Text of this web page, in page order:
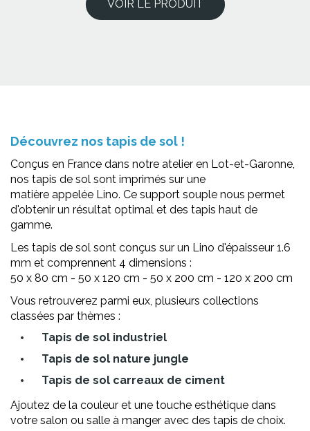
VOIR LE PRODUIT
Découvrez nos tapis de sol !
Conçus en France dans notre atelier en Lot-et-Garonne,
nos tapis de sol sont imprimés sur une
matière appelée Lino. Ce support souple nous permet
d'obtenir un résultat optimal et des tapis haut de
gamme.
Les tapis de sol sont conçus sur un Lino d'épaisseur 1.6
mm et comprennent 4 dimensions :
50 x 80 cm - 50 x 120 cm - 50 x 200 cm - 120 x 200 cm
Vous retrouverez parmi eux, plusieurs collections
classées par thèmes :
Tapis de sol industriel
Tapis de sol nature jungle
Tapis de sol carreaux de ciment
Ajoutez de la couleur et une touche esthétique dans
votre salon ou salle à manger avec des tapis de choix.